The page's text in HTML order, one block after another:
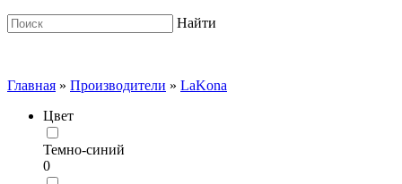
Найти
Главная » Производители » LaKona
Цвет
Темно-синий
0